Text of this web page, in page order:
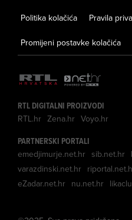
Politika kolačića Pravila
Promijeni postavke kolačića
RTL DIGITALNI PROIZVODI
RTL.hr Zena.hr Voyo.hr
PARTNERSKI PORTALI
emedjimurje.net.hr sib.net.hr
varazdinski.net.hr
eZadar.net.hr nu.net.hr